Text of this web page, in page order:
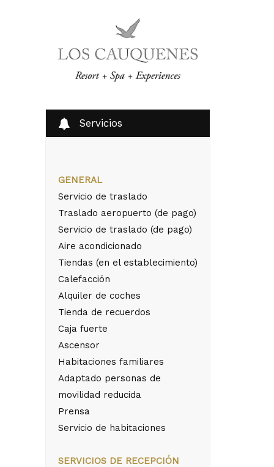
Servicios
GENERAL
Servicio de traslado
Traslado aeropuerto (de pago)
Servicio de traslado (de pago)
Aire acondicionado
Tiendas (en el establecimiento)
Calefacción
Alquiler de coches
Tienda de recuerdos
Caja fuerte
Ascensor
Habitaciones familiares
Adaptado personas de
movilidad reducida
Prensa
Servicio de habitaciones
SERVICIOS DE RECEPCIÓN